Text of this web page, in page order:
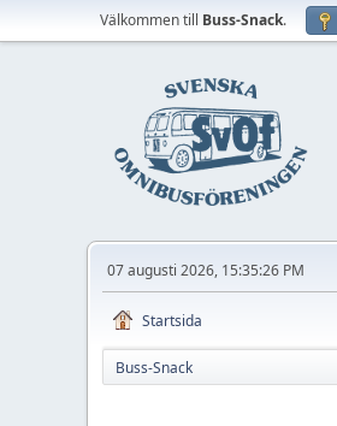
Välkommen till Buss-Snack.
07 augusti 2026, 15:35:26 PM
Startsida
Buss-Snack